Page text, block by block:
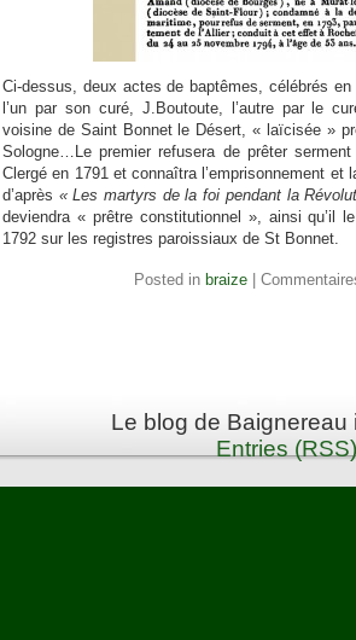
Ci-dessus, deux actes de baptêmes, célébrés en
l’un par son curé, J.Boutoute, l’autre par le
voisine de Saint Bonnet le Désert, « laïcisée »
Sologne…Le premier refusera de prêter
Clergé en 1791 et connaîtra l’emprisonnement et
d’après « Les martyrs de la foi pendant la
deviendra « prêtre constitutionnel », ainsi qu’il
1792 sur les registres paroissiaux de St Bonnet.
Posted in braize|
Le blog de
Entries (RSS)